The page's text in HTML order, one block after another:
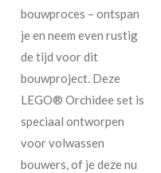
bouwproces – ontspan
je en neem even rustig
de tijd voor dit
bouwproject. Deze
LEGO® Orchidee set is
speciaal ontworpen
voor volwassen
bouwers, of je deze nu